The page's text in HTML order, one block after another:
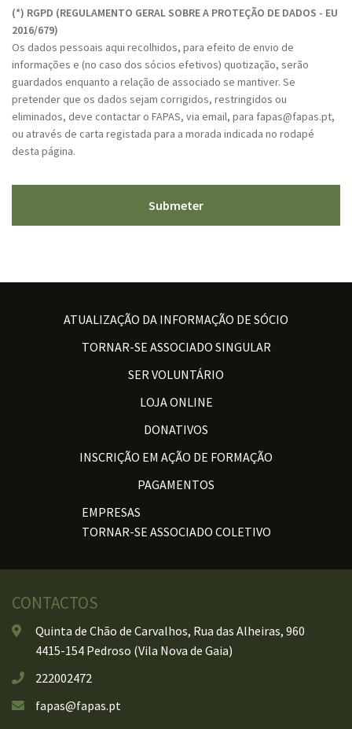
A
P
T
C
H
A
(*) RGPD (REGULAMENTO GERAL SOBRE A PROTEÇÃO DE DADOS - EU
2016/679)
Os dados pessoais aqui recolhidos, para efeito de envio de
informações e (no caso dos sócios efetivos) quotização, serão
guardados enquanto a relação de associado se mantiver. Se
pretender que os dados sejam corrigidos, restringidos ou
eliminados, deve contactar o FAPAS, via email, para fapas@fapas.pt,
ou através de carta registada para a morada indicada no rodapé
desta página.
ATUALIZAÇÃO DA INFORMAÇÃO DE SÓCIO
TORNAR-SE ASSOCIADO SINGULAR
SER VOLUNTÁRIO
LOJA ONLINE
DONATIVOS
INSCRIÇÃO EM AÇÃO DE FORMAÇÃO
PAGAMENTOS
EMPRESAS
TORNAR-SE ASSOCIADO COLETIVO
CONTACTOS
Quinta de Chão de Carvalhos, Rua das Alheiras, 960
4415-154 Pedroso (Vila Nova de Gaia)
222002472
fapas@fapas.pt